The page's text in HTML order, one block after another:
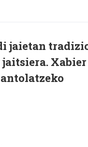
jaietan
Xabier